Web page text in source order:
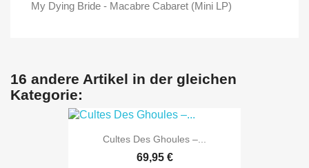
My Dying Bride - Macabre Cabaret (Mini LP)
16 andere Artikel in der gleichen
Kategorie:
Cultes Des Ghoules ‎–...
69,95 €